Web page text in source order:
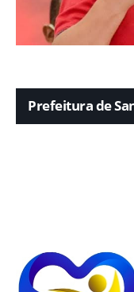
Prefeitura de